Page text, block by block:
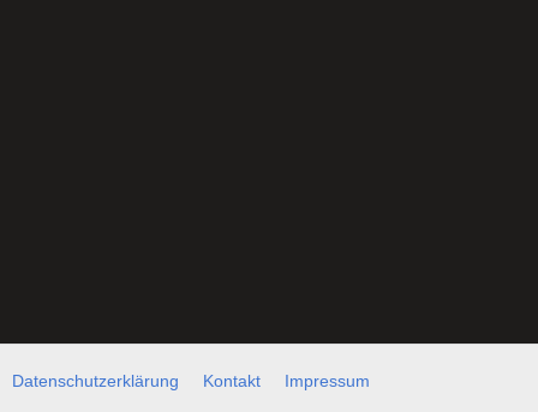
Datenschutzerklärung Kontakt Impressum